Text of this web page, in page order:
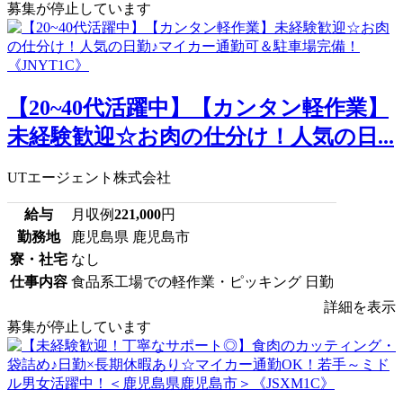
募集が停止しています
【20~40代活躍中】【カンタン軽作業】
未経験歓迎☆お肉の仕分け！人気の日...
UTエージェント株式会社
給与 月収例221,000円
勤務地
鹿児島県 鹿児島市
寮・社宅 なし
仕事内容 食品系工場での軽作業・ピッキング 日勤
詳細を表示
募集が停止しています